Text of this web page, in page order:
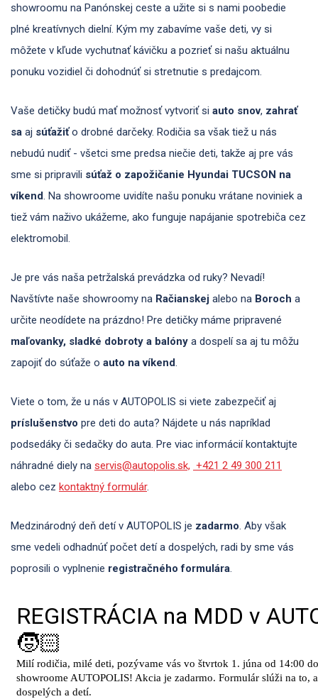
showroomu na Panónskej ceste a užite si s nami poobedie
plné kreatívnych dielní. Kým my zabavíme vaše deti, vy si
môžete v kľude vychutnať kávičku a pozrieť si našu aktuálnu
ponuku vozidiel či dohodnúť si stretnutie s predajcom.
Vaše detičky budú mať možnosť vytvoriť si auto snov, zahrať
sa aj súťažiťo drobné darčeky. Rodičia sa však tiež u nás
nebudú nudiť - všetci sme predsa niečie deti, takže aj pre vás
sme si pripravili súťaž o zapožičanie Hyundai TUCSON na
víkend. Na showroome uvidíte našu ponuku vrátane noviniek a
tiež vám naživo ukážeme, ako funguje napájanie spotrebiča cez
elektromobil.
Je pre vás naša petržalská prevádzka od ruky? Nevadí!
Navštívte naše showroomy na Račianskej alebo na Boroch a
určite neodídete na prázdno! Pre detičky máme pripravené
maľovanky, sladké dobroty a balóny a dospelí sa aj tu môžu
zapojiť do súťaže o auto na víkend.
Viete o tom, že u nás v AUTOPOLIS si viete zabezpečiť aj
príslušenstvo pre deti do auta? Nájdete u nás napríklad
podsedáky či sedačky do auta. Pre viac informácií kontaktujte
náhradné diely na servis@autopolis.sk, +421 2 49 300 211
alebo cez kontaktný formulár.
Medzinárodný deň detí v AUTOPOLIS je zadarmo. Aby však
sme vedeli odhadnúť počet detí a dospelých, radi by sme vás
poprosili o vyplnenie registračného formulára.